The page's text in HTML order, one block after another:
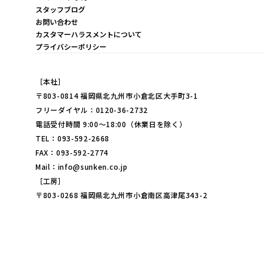
スタッフブログ
お問い合わせ
カスタマーハラスメントについて
プライバシーポリシー
［本社］
〒803-0814 福岡県北九州市小倉北区大手町3-1
フリーダイヤル：0120-36-2732
電話受付時間 9:00～18:00（休業日を除く）
TEL：093-592-2668
FAX：093-592-2774
Mail：info@sunken.co.jp
［工房］
〒803-0268 福岡県北九州市小倉南区高津尾343-2